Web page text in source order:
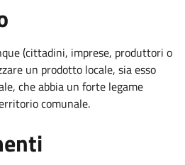
(cittadini, imprese, produttori o
un prodotto locale, sia esso
che abbia un forte legame
comunale.